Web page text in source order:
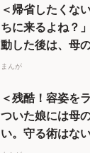
＜帰省したくな
ちに来るよね？
動した後は、母
が】
まんが
＜残酷！容姿を
ついた娘には母
い。守る術はな